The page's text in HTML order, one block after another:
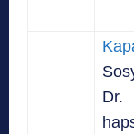
Dr.